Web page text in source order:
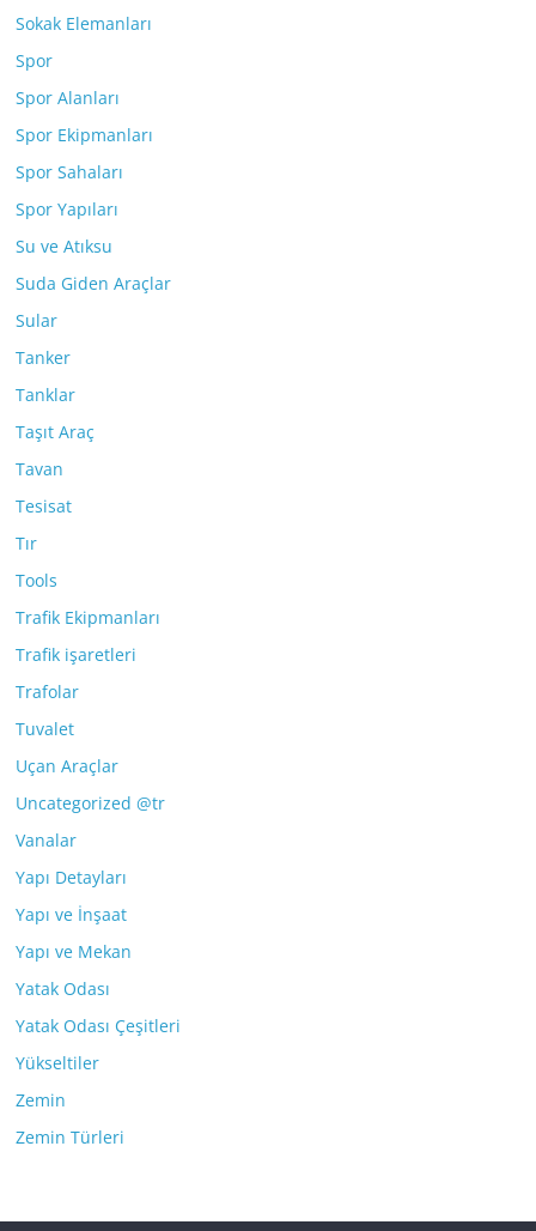
Sokak Elemanları
Spor
Spor Alanları
Spor Ekipmanları
Spor Sahaları
Spor Yapıları
Su ve Atıksu
Suda Giden Araçlar
Sular
Tanker
Tanklar
Taşıt Araç
Tavan
Tesisat
Tır
Tools
Trafik Ekipmanları
Trafik işaretleri
Trafolar
Tuvalet
Uçan Araçlar
Uncategorized @tr
Vanalar
Yapı Detayları
Yapı ve İnşaat
Yapı ve Mekan
Yatak Odası
Yatak Odası Çeşitleri
Yükseltiler
Zemin
Zemin Türleri